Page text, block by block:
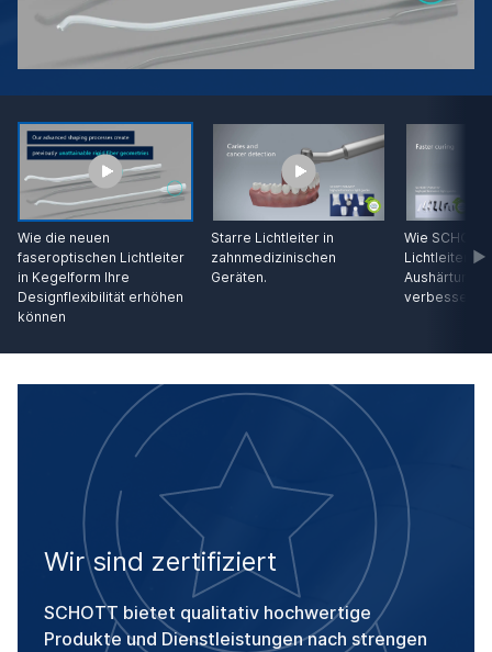
Wie die neuen
faseroptischen Lichtleiter
in Kegelform Ihre
Designflexibilität erhöhen
können
Starre Lichtleiter in
zahnmedizinischen
Geräten.
Wie
Lichtleiter
verbessern.
Wir sind zertifiziert
SCHOTT bietet qualitativ hochwertige
Produkte und Dienstleistungen nach strengen